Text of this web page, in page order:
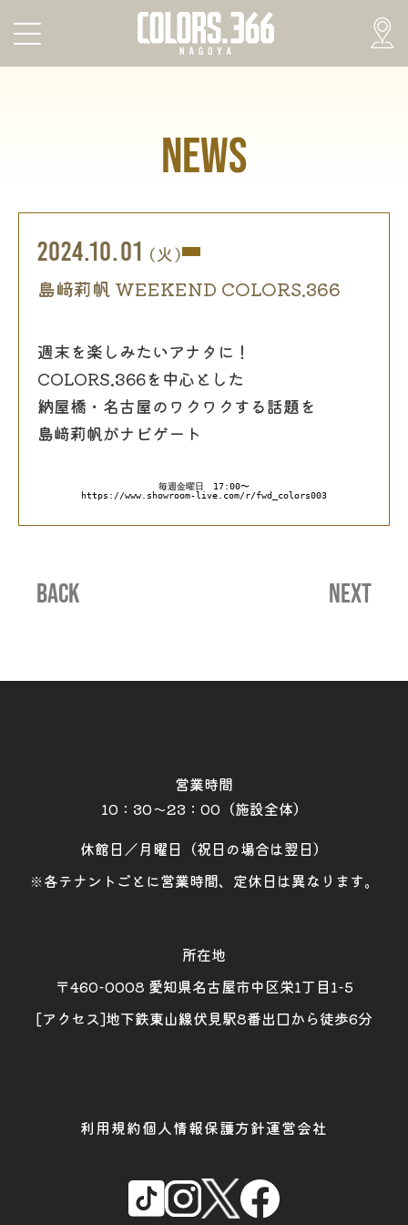
NEWS
2024.10.01 (火)
島﨑莉帆 WEEKEND COLORS.366
週末を楽しみたいアナタに！
COLORS.366を中心とした
納屋橋・名古屋のワクワクする話題を
島﨑莉帆がナビゲート
毎週金曜日　17:00〜
https://www.showroom-live.com/r/fwd_colors003
BACK NEXT
営業時間
10：30～23：00（施設全体）
休館日／月曜日（祝日の場合は翌日）
※各テナントごとに営業時間、定休日は異なります。
所在地
〒460-0008 愛知県名古屋市中区栄1丁目1-5
[アクセス]地下鉄東山線伏見駅8番出口から徒歩6分
利用規約個人情報保護方針運営会社